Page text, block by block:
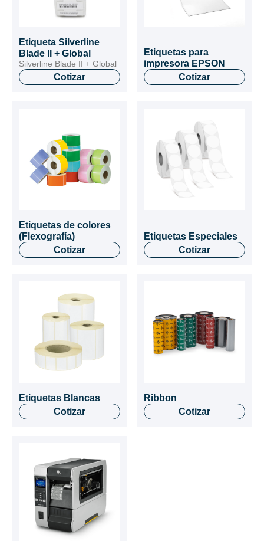
Etiqueta Silverline
Blade II + Global
Silverline Blade II + Global
Cotizar
Etiquetas para
impresora EPSON
Cotizar
Etiquetas de colores
(Flexografía)
Cotizar
Etiquetas Especiales
Cotizar
Etiquetas Blancas
Cotizar
Ribbon
Cotizar